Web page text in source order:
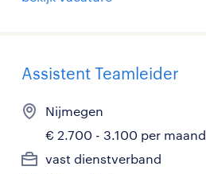
Assistent Teamleider
Nijmegen
€ 2.700 - 3.100 per maand
vast dienstverband